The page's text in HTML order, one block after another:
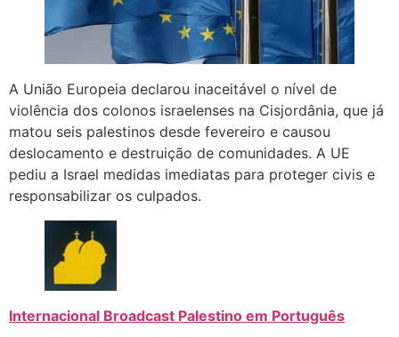
A União Europeia declarou inaceitável o nível de
violência dos colonos israelenses na Cisjordânia, que já
matou seis palestinos desde fevereiro e causou
deslocamento e destruição de comunidades. A UE
pediu a Israel medidas imediatas para proteger civis e
responsabilizar os culpados.
Internacional Broadcast Palestino em Português